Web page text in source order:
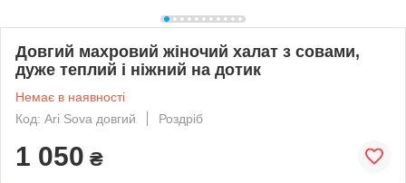
Довгий махровий жіночий халат з совами,
дуже теплий і ніжний на дотик
Немає в наявності
Код: Ari Sova довгий
Роздріб
1 050 ₴